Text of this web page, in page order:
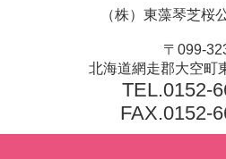
（株）東藻琴芝桜
〒099-
北海道網走郡大空町
TEL.0152-
FAX.0152-